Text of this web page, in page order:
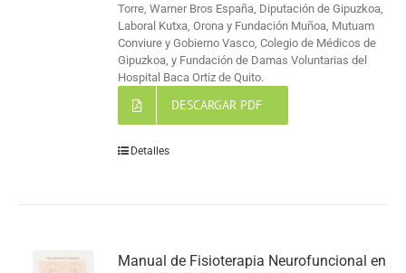
Torre, Warner Bros España, Diputación de Gipuzkoa,
Laboral Kutxa, Orona y Fundación Muñoa, Mutuam
Conviure y Gobierno Vasco, Colegio de Médicos de
Gipuzkoa, y Fundación de Damas Voluntarias del
Hospital Baca Ortiz de Quito.
DESCARGAR PDF
Detalles
Manual de Fisioterapia Neurofuncional en